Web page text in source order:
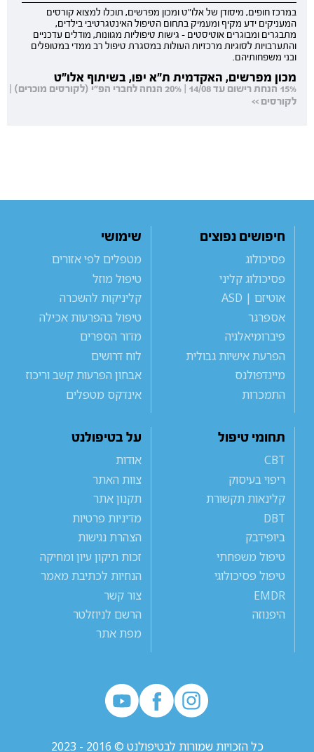
במרכז חופים, מיסודן של אלו"ט ומכון מפרשים, תוכלו למצוא קורסים
המעניקים ידע מקיף ומעמיק בתחום הטיפול האינטגרטיבי בילדים,
מתבגרים ומבוגרים אוטיסטים - גישות טיפוליות מגוונות, מודלים עדכניים
והתערבויות לסוגיות מרכזיות העולות במסגרת טיפול רב ממדי במטופלים
ובני משפחותיהם.
מכון מפרשים, האקדמית ת"א יפו, בשיתוף אלו"ט
15% הנחת רישום עד 14/08 | 20% הנחה לחברי הפ"י (לקורסים מוכרים) |
לקורסים >>
חיפושים נפוצים
פסיכולוג
פסיכולוג קליני
אוטיזם | ASD
אספרגר
פיברומיאלגיה
הפרעת אישיות גבולית
מיינדפולנס
התמכרות
שימושי
מטפלים לפי אזורים
טיפול מוזל
קליניקות להשכרה
טיפול בהפרעות אכילה
מדור הספרים
לוח דרושים
אבחון הפרעות קשב וריכוז
אינדקס מטפלים
תחומי טיפול
CBT
ריפוי בעיסוק
קלינאות תקשורת
DBT
ביופידבק
טיפול משפחתי
טיפול פסיכולוגי
EMDR
היפנוזה
על בטיפולנט
אודות
צוות האתר
תקנון אתר
מדיניות פרטיות
הצהרת נגישות
זכות תיקון עיון ומחיקה
הנחיות לכתיבת מאמר
צור קשר
הרשם לניוזלטר
מפת אתר
כל הזכויות שמורות לבטיפולנט © 2016 - 2023